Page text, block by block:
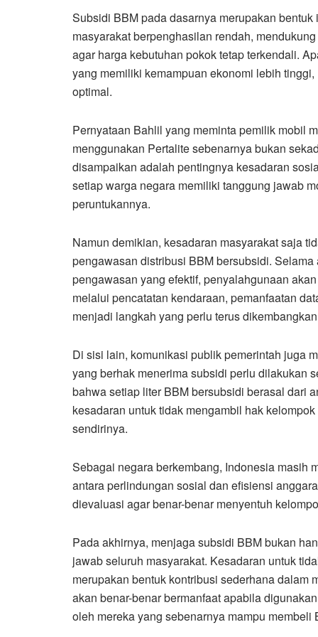
Subsidi BBM pada dasarnya merupakan
masyarakat berpenghasilan rendah,
agar harga kebutuhan pokok tetap terkendali.
yang memiliki kemampuan ekonomi lebih
optimal.
Pernyataan Bahlil yang meminta pemilik mobil
menggunakan Pertalite sebenarnya bukan
disampaikan adalah pentingnya kesadaran
setiap warga negara memiliki tanggung jawab
peruntukannya.
Namun demikian, kesadaran masyarakat saja
pengawasan distribusi BBM bersubsidi.
pengawasan yang efektif, penyalahgunaan
melalui pencatatan kendaraan, pemanfaatan
menjadi langkah yang perlu terus
Di sisi lain, komunikasi publik pemerintah juga
yang berhak menerima subsidi perlu dilakukan
bahwa setiap liter BBM bersubsidi berasal dari
kesadaran untuk tidak mengambil hak
sendirinya.
Sebagai negara berkembang, Indonesia masih
antara perlindungan sosial dan efisiensi
dievaluasi agar benar-benar menyentuh
Pada akhirnya, menjaga subsidi BBM bukan
jawab seluruh masyarakat. Kesadaran untuk
merupakan bentuk kontribusi sederhana
akan benar-benar bermanfaat apabila
oleh mereka yang sebenarnya mampu membeli